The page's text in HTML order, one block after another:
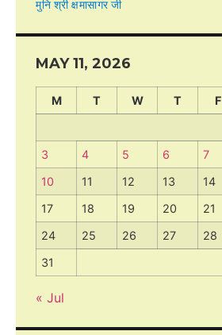
मुनि श्री क्षमासागर जी
MAY 11, 2026
M T W T F
3
4 5 6 7
10
11 12 13 14
17
18 19 20 21
24
25 26 27 28
31
« Jul